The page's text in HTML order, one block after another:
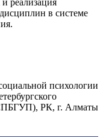
в системе
психологии
РК, г. Алматы